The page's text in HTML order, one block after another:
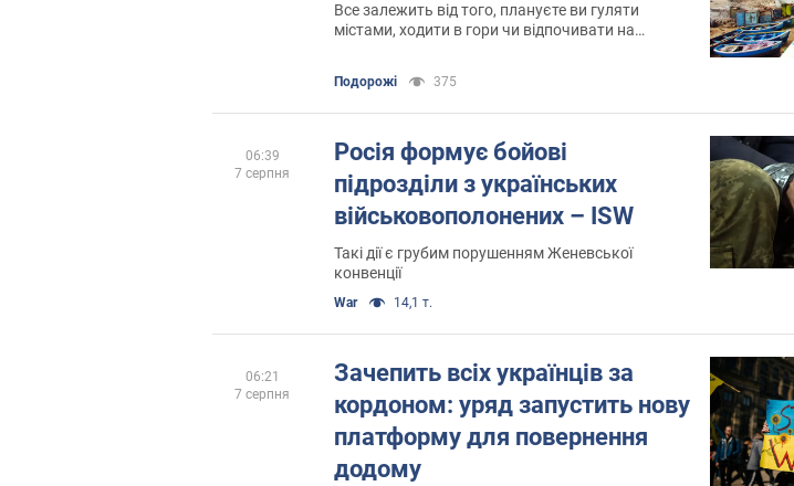
Все залежить від того, плануєте ви гуляти
містами, ходити в гори чи відпочивати на
Подорожі 375
Росія формує бойові
підрозділи з українських
військовополонених – ISW
Такі дії є грубим порушенням Женевської
конвенції
War 14,1 т.
06:39
7 серпня
Зачепить всіх українців за
кордоном: уряд запустить нову
платформу для повернення
додому
06:21
7 серпня